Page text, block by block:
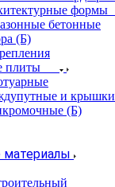
формы
бетонные
(Б)
плиты
и
(Б)
материалы